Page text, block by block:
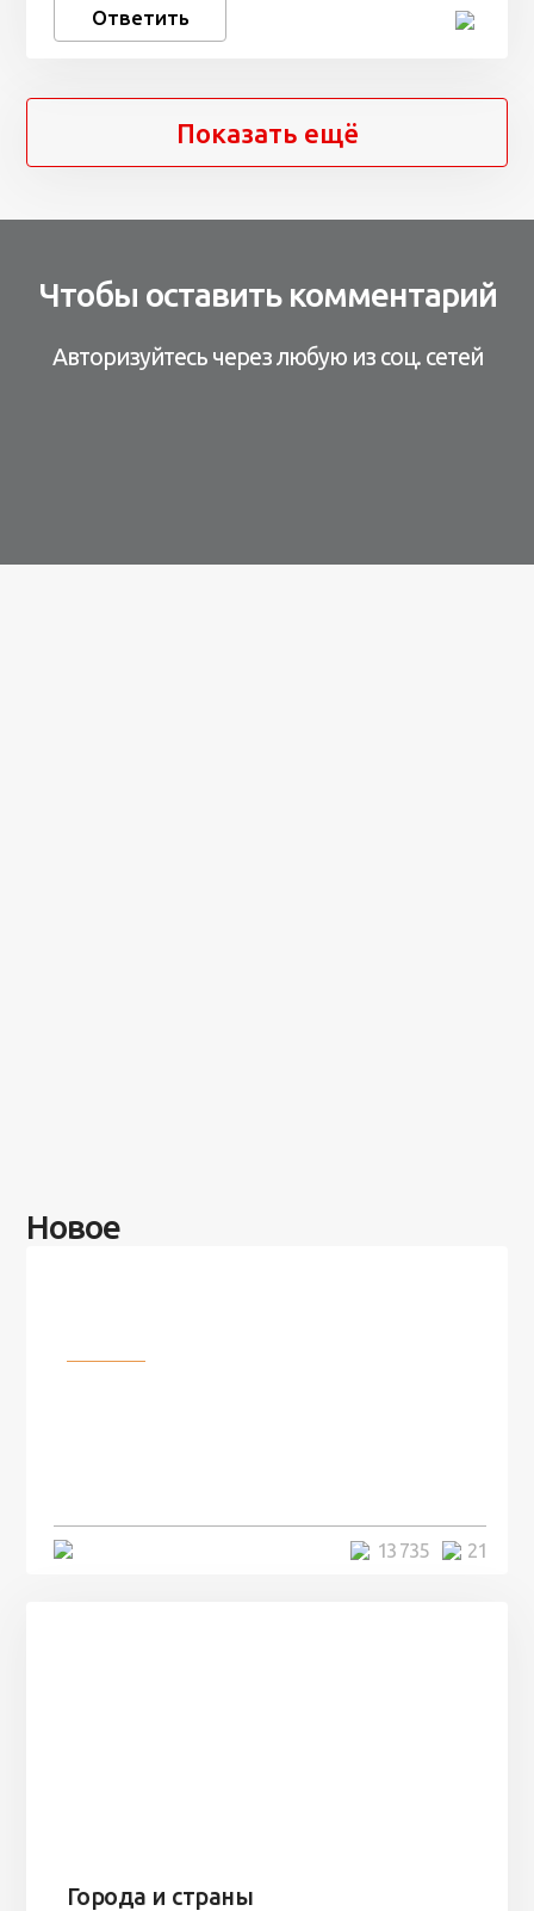
Ответить
Показать ещё
Чтобы оставить комментарий
Авторизуйтесь через любую из соц. сетей
Новое
21
13 735
Города и страны